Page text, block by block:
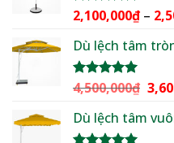
Được xếp
5 sao
2,100,000₫ –
Dù lệch tâm
Được xếp
5 sao
4,500,000₫ Giá
là:
Dù lệch tâm